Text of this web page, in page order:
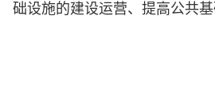
础设施的建设运营、提高公共